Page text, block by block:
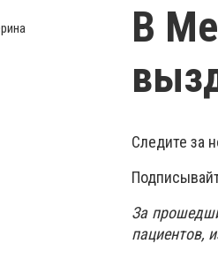
В
Следите за
За
пациентов,